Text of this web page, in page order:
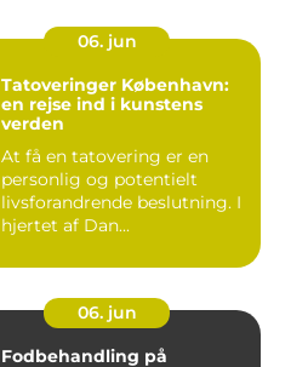
06. jun
Tatoveringer København:
en rejse ind i kunstens
verden
At få en tatovering er en
personlig og potentielt
livsforandrende beslutning. I
hjertet af Dan...
06. jun
Fodbehandling på